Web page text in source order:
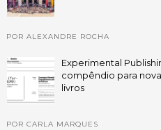
POR ALEXANDRE ROCHA
Experimental
compêndio para
livros
POR CARLA MARQUES